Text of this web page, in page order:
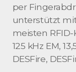
per
unterstützt
meisten
125 kHz EM,
DESFire,